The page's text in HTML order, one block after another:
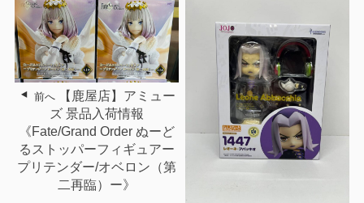
前へ
【鹿屋店】アミュー
ズ 景品入荷情報
《Fate/Grand Order ぬーど
るストッパーフィギュアー
プリテンダー/オベロン（第
二再臨）ー》